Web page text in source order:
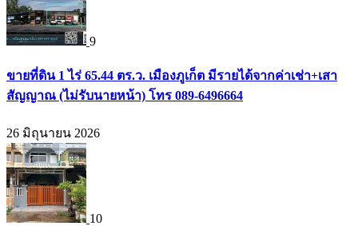
9
ขายที่ดิน 1 ไร่ 65.44 ตร.ว. เมืองภูเก็ต มีรายได้จากค่าเช่า+เสา
สัญญาณ (ไม่รับนายหน้า) โทร 089-6496664
26 มิถุนายน 2026
10